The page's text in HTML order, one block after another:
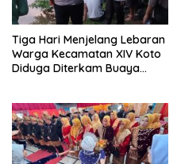
Tiga Hari Menjelang Lebaran
Warga Kecamatan XIV Koto
Diduga Diterkam Buaya